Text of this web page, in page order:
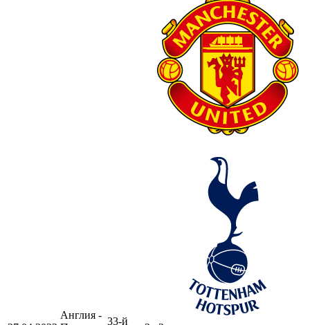
Англия -
33-й